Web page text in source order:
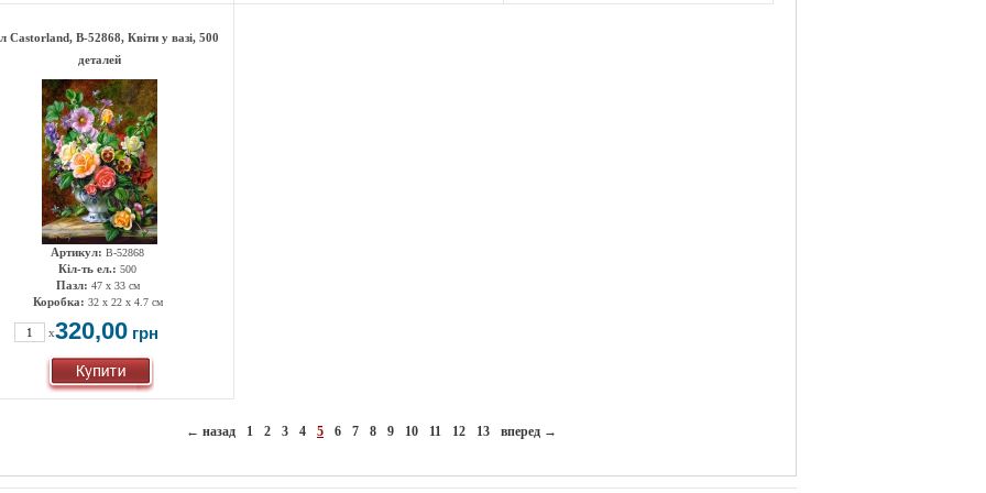
Castorland, B-52868, Квіти у вазі, 500
деталей
Артикул: B-52868
Кіл-ть ел.: 500
Пазл: 47 х 33 см
Коробка: 32 x 22 x 4.7 см
x320,00 грн
← назад 1 2 3 4 5 6 7 8 9 10 11 12 13 вперед →